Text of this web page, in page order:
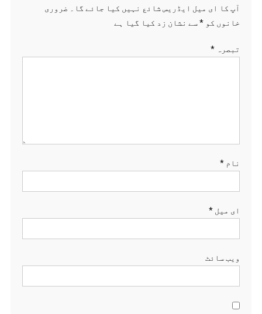
آپ کا ای میل ایڈریس شائع نہیں کیا جائے گا۔
ضروری
خانوں کو *سے نشان زد کیا گیا ہے
تبصرہ *
نام *
ای میل *
ویب‌ سائٹ